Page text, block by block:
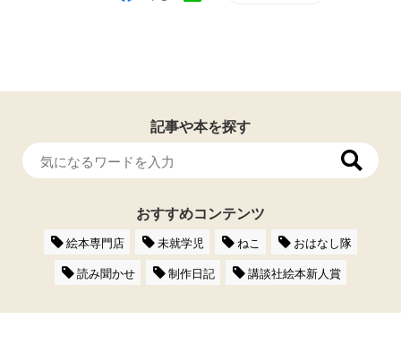
記事や本を探す
おすすめコンテンツ
絵本専門店 未就学児 ねこ
おはなし隊
読み聞かせ
制作日記 講談社絵本新人賞